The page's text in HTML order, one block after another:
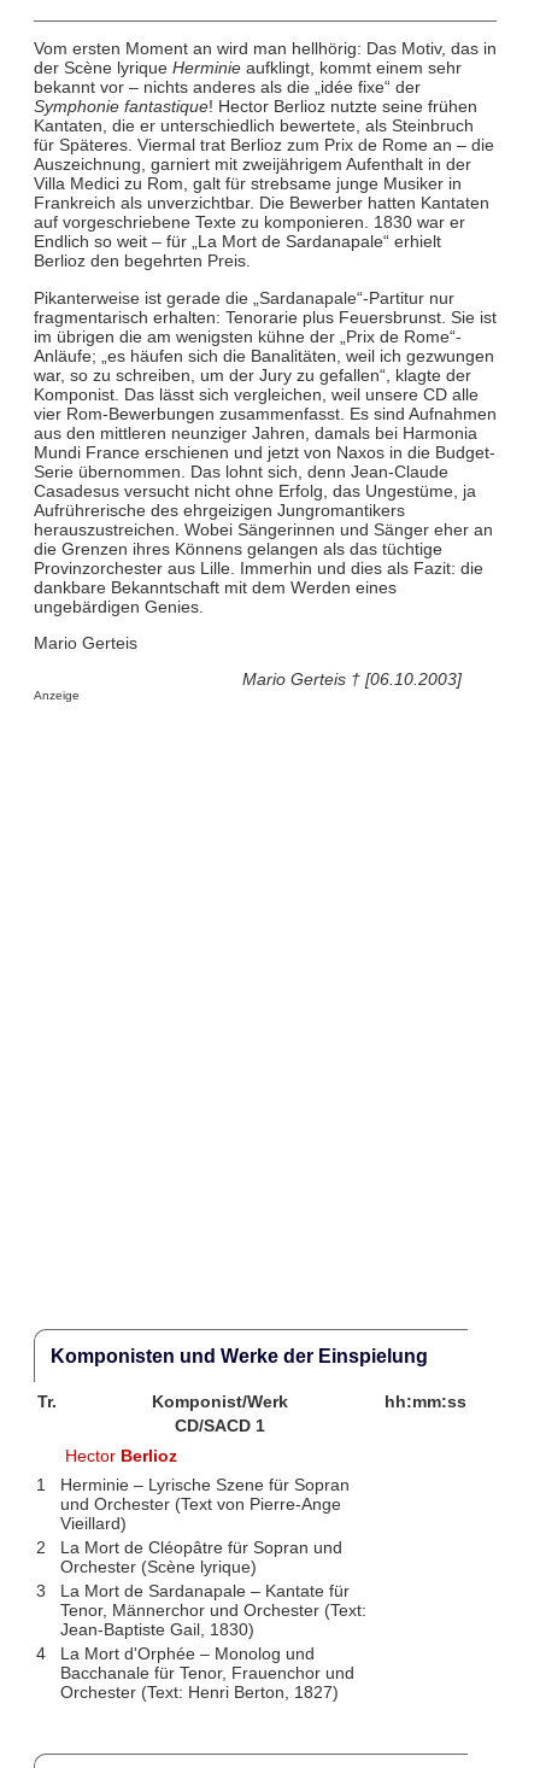
Vom ersten Moment an wird man hellhörig: Das Motiv, das in
der Scène lyrique Herminieaufklingt, kommt einem sehr
bekannt vor – nichts anderes als die „idée fixe“ der
Symphonie fantastique! Hector Berlioz nutzte seine frühen
Kantaten, die er unterschiedlich bewertete, als Steinbruch
für Späteres. Viermal trat Berlioz zum Prix de Rome an – die
Auszeichnung, garniert mit zweijährigem Aufenthalt in der
Villa Medici zu Rom, galt für strebsame junge Musiker in
Frankreich als unverzichtbar. Die Bewerber hatten Kantaten
auf vorgeschriebene Texte zu komponieren. 1830 war er
Endlich so weit – für „La Mort de Sardanapale“ erhielt
Berlioz den begehrten Preis.
Pikanterweise ist gerade die „Sardanapale“-Partitur nur
fragmentarisch erhalten: Tenorarie plus Feuersbrunst. Sie ist
im übrigen die am wenigsten kühne der „Prix de Rome“-
Anläufe; „es häufen sich die Banalitäten, weil ich gezwungen
war, so zu schreiben, um der Jury zu gefallen“, klagte der
Komponist. Das lässt sich vergleichen, weil unsere CD alle
vier Rom-Bewerbungen zusammenfasst. Es sind Aufnahmen
aus den mittleren neunziger Jahren, damals bei Harmonia
Mundi France erschienen und jetzt von Naxos in die Budget-
Serie übernommen. Das lohnt sich, denn Jean-Claude
Casadesus versucht nicht ohne Erfolg, das Ungestüme, ja
Aufrührerische des ehrgeizigen Jungromantikers
herauszustreichen. Wobei Sängerinnen und Sänger eher an
die Grenzen ihres Könnens gelangen als das tüchtige
Provinzorchester aus Lille. Immerhin und dies als Fazit: die
dankbare Bekanntschaft mit dem Werden eines
ungebärdigen Genies.
Mario Gerteis
Mario Gerteis † [06.10.2003]
Anzeige
Komponisten und Werke der Einspielung
Tr. Komponist/Werk
hh:mm:ss
CD/SACD 1
Hector Berlioz
1
Herminie – Lyrische Szene für Sopran
und Orchester (Text von Pierre-Ange
Vieillard)
2
La Mort de Cléopâtre für Sopran und
Orchester (Scène lyrique)
3
La Mort de Sardanapale – Kantate für
Tenor, Männerchor und Orchester (Text:
Jean-Baptiste Gail, 1830)
4
La Mort d'Orphée – Monolog und
Bacchanale für Tenor, Frauenchor und
Orchester (Text: Henri Berton, 1827)